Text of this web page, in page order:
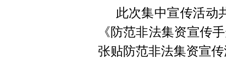
此次集中宣传活动
《防范非法集资宣传
张贴防范非法集资宣